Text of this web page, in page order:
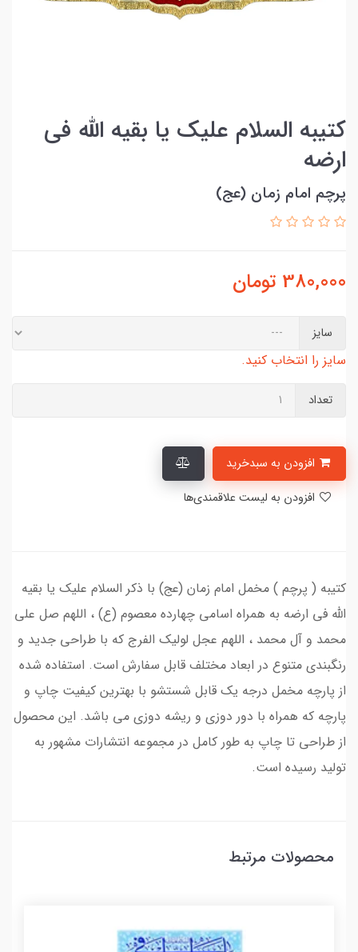
کتیبه السلام علیک یا بقیه الله فی
ارضه
پرچم امام زمان (عج)
380,000 تومان
سایز
سایز را انتخاب کنید.
تعداد
کتیبه ( پرچم ) مخمل امام زمان (عج) با ذکر السلام علیک یا بقیه
الله فی ارضه به همراه اسامی چهارده معصوم (ع) ، اللهم صل علی
محمد و آل محمد ، اللهم عجل لولیک الفرج که با طراحی جدید و
رنگبندی متنوع در ابعاد مختلف قابل سفارش است. استفاده شده
از پارچه مخمل درجه یک قابل شستشو با بهترین کیفیت چاپ و
پارچه که همراه با دور دوزی و ریشه دوزی می باشد. این محصول
از طراحی تا چاپ به طور کامل در مجموعه انتشارات مشهور به
تولید رسیده است.
محصولات مرتبط